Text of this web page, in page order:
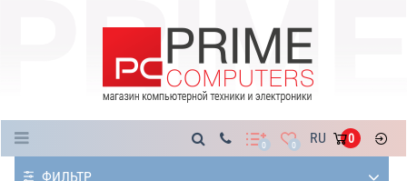
0 0 RU 0
ФИЛЬТР